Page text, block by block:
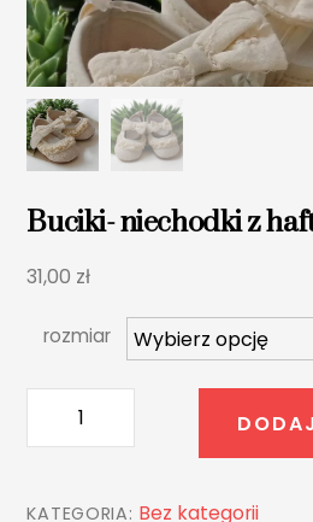
Buciki- niechodki z
31,00 zł
rozmiar
KATEGORIA: Bez kategorii